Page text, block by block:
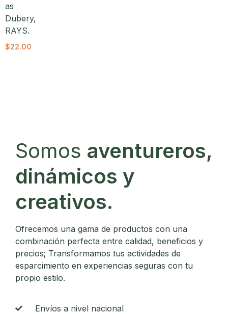
as
Dubery,
RAYS.
$22.00
Somos aventureros,
dinámicos y
creativos.
Ofrecemos una gama de productos con una
combinación perfecta entre calidad, beneficios y
precios; Transformamos tus actividades de
esparcimiento en experiencias seguras con tu
propio estilo.
Envíos a nivel nacional